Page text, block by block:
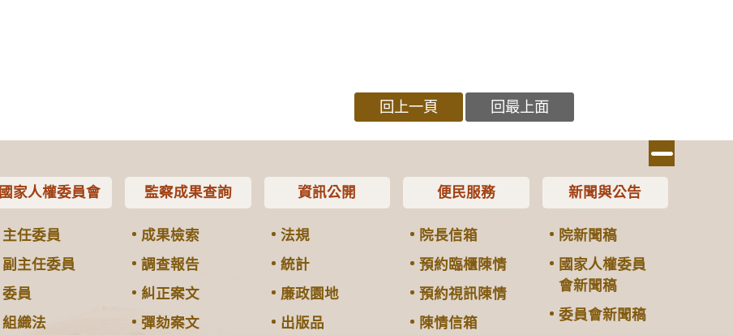
回上一頁 回最上面
國家人權委員會
主任委員
副主任委員
委員
組織法
監察成果查詢
成果檢索
調查報告
糾正案文
彈劾案文
資訊公開
法規
統計
廉政園地
出版品
便民服務
院長信箱
預約臨櫃陳情
預約視訊陳情
陳情信箱
新聞與公告
院新聞稿
國家人權委員
會新聞稿
委員會新聞稿